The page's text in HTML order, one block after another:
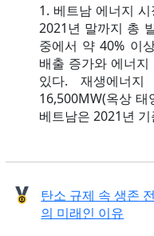
1. 베트남 에너지
2021년 말까지 총
중에서 약 40% 이
배출 증가와 에너
있다. 재생에너
16,500MW(옥상 태
베트남은 2021년 기
탄소 규제 속 생존
의 미래인 이유